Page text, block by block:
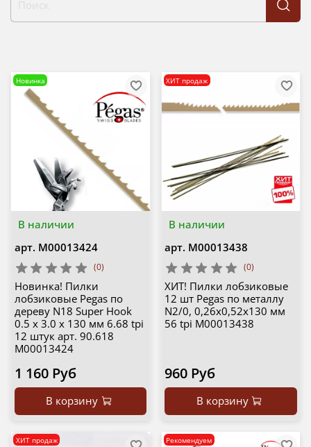
В наличии
Новинка
арт. М00013424
(0)
Новинка! Пилки
лобзиковые Pegas по
дереву N18 Super Hook
0.5 х 3.0 х 130 мм 6.68 tpi
12 штук арт. 90.618
М00013424
1 160 Руб
В корзину
В наличии
ХИТ продаж
арт. М00013438
(0)
ХИТ! Пилки лобзиковые
12 шт Pegas по металлу
N2/0, 0,26х0,52х130 мм
56 tpi М00013438
960 Руб
В корзину
ХИТ продаж Рекомендуем